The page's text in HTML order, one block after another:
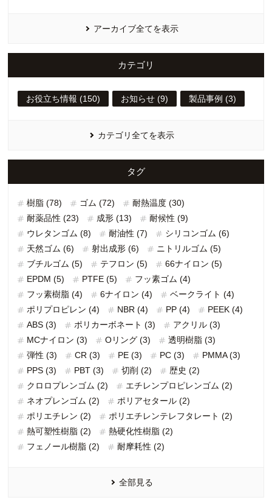
アーカイブ全てを表示
カテゴリ
お役立ち情報 (150) お知らせ (9) 製品事例 (3)
カテゴリ全てを表示
タグ
樹脂 (78) ゴム (72)
耐熱温度 (30)
耐薬品性 (23)
成形 (13)
耐候性 (9)
ウレタンゴム (8)
耐油性 (7)
シリコンゴム (6)
天然ゴム (6)
射出成形 (6)
ニトリルゴム (5)
ブチルゴム (5)
テフロン (5)
66ナイロン (5)
EPDM (5)
PTFE (5)
フッ素ゴム (4)
フッ素樹脂 (4)
6ナイロン (4)
ベークライト (4)
ポリプロピレン (4)
NBR (4) PP (4)
PEEK (4)
ABS (3)
ポリカーボネート (3)
アクリル (3)
MCナイロン (3)
Oリング (3)
透明樹脂 (3)
弾性 (3)
CR (3) PE (3) PC (3)
PMMA (3)
PPS (3)
PBT (3) 切削 (2)
歴史 (2)
クロロプレンゴム (2)
エチレンプロピレンゴム (2)
ネオプレンゴム (2)
ポリアセタール (2)
ポリエチレン (2)
ポリエチレンテレフタレート (2)
熱可塑性樹脂 (2)
熱硬化性樹脂 (2)
フェノール樹脂 (2)
耐摩耗性 (2)
全部見る